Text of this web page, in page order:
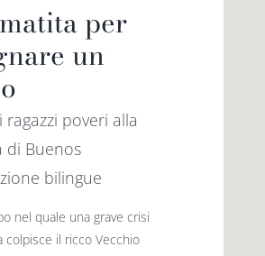
per
un
ragazzi poveri alla
di Buenos
bilingue
nel quale una grave crisi
colpisce il ricco Vecchio